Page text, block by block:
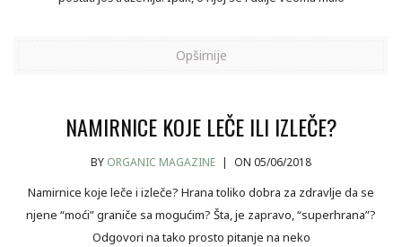
Opširnije
NAMIRNICE KOJE LEČE ILI IZLEČE?
BY ORGANIC MAGAZINE | ON 05/06/2018
Namirnice koje leče i izleče? Hrana toliko dobra za zdravlje da se
njene “moći” graniče sa mogućim? Šta, je zapravo, “superhrana”?
Odgovori na tako prosto pitanje na neko